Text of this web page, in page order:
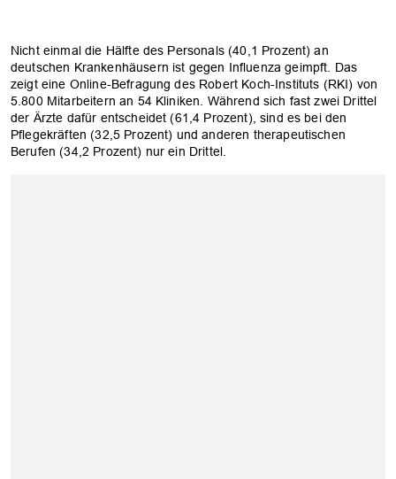
Nicht einmal die Hälfte des Personals (40,1 Prozent) an
deutschen Krankenhäusern ist gegen Influenza geimpft. Das
zeigt eine Online-Befragung des Robert Koch-Instituts (RKI) von
5.800 Mitarbeitern an 54 Kliniken. Während sich fast zwei Drittel
der Ärzte dafür entscheidet (61,4 Prozent), sind es bei den
Pflegekräften (32,5 Prozent) und anderen therapeutischen
Berufen (34,2 Prozent) nur ein Drittel.